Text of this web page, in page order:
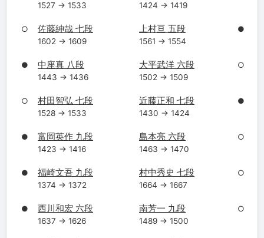
1527 → 1533 1424 → 1419
○ 佐藤紳哉 七段
1602 → 1609
上村亘 五段
1561 → 1554
●
● 中座真 八段
1443 → 1436
大平武洋 六段
1502 → 1509
○
○ 村田智弘 七段
1528 → 1533
近藤正和 七段
1430 → 1424
●
● 富岡英作 九段
1423 → 1416
島本亮 六段
1463 → 1470
○
● 福崎文吾 九段
1374 → 1372
村中秀史 七段
1664 → 1667
○
● 西川和宏 六段
1637 → 1626
南芳一 九段
1489 → 1500
○